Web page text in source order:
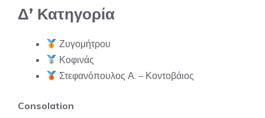
Δ’ Κατηγορία
Ζυγομήτρου
Κοφινάς
Στεφανόπουλος Α. – Κοντοβάιος
Consolation